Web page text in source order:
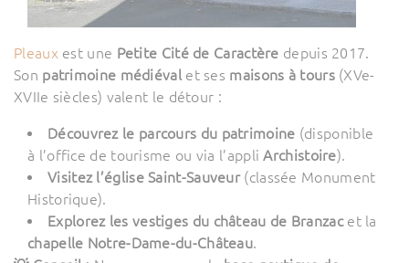
Pleaux est une Petite Cité de Caractère depuis 2017.
Son patrimoine médiéval et ses maisons à tours(XVe-
XVIIe siècles) valent le détour :
Découvrez le parcours du patrimoine (disponible
à l’office de tourisme ou via l’appli Archistoire).
Visitez l’église Saint-Sauveur(classée Monument
Historique).
Explorez les vestiges du château de Branzacet la
chapelle Notre-Dame-du-Château